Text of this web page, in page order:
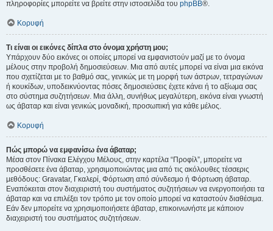
πληροφορίες μπορείτε να βρείτε στην ιστοσελίδα του phpBB®.
Κορυφή
Τι είναι οι εικόνες δίπλα στο όνομα χρήστη μου;
Υπάρχουν δύο εικόνες οι οποίες μπορεί να εμφανιστούν μαζί με το όνομα
μέλους στην προβολή δημοσιεύσεων. Μια από αυτές μπορεί να είναι μια εικόνα
που σχετίζεται με το βαθμό σας, γενικώς με τη μορφή των άστρων, τετραγώνων
ή κουκίδων, υποδεικνύοντας πόσες δημοσιεύσεις έχετε κάνει ή το αξίωμα σας
στο σύστημα συζητήσεων. Μια άλλη, συνήθως μεγαλύτερη, εικόνα είναι γνωστή
ως άβαταρ και είναι γενικώς μοναδική, προσωπική για κάθε μέλος.
Κορυφή
Πώς μπορώ να εμφανίσω ένα άβαταρ;
Μέσα στον Πίνακα Ελέγχου Μέλους, στην καρτέλα “Προφίλ”, μπορείτε να
προσθέσετε ένα άβαταρ, χρησιμοποιώντας μια από τις ακόλουθες τέσσερις
μεθόδους: Gravatar, Γκαλερί, Φόρτωση από σύνδεσμο ή Φόρτωση άβαταρ.
Εναπόκειται στον διαχειριστή του συστήματος συζητήσεων να ενεργοποιήσει τα
άβαταρ και να επιλέξει τον τρόπο με τον οποίο μπορεί να καταστούν διαθέσιμα.
Εάν δεν μπορείτε να χρησιμοποιήσετε άβαταρ, επικοινωνήστε με κάποιον
διαχειριστή του συστήματος συζητήσεων.